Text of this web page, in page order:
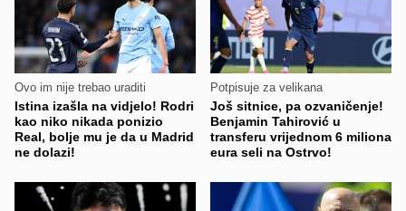
Ovo im nije trebao uraditi
Istina izašla na vidjelo! Rodri
kao niko nikada ponizio
Real, bolje mu je da u Madrid
ne dolazi!
Potpisuje za velikana
Još sitnice, pa ozvaničenje!
Benjamin Tahirović u
transferu vrijednom 6 miliona
eura seli na Ostrvo!